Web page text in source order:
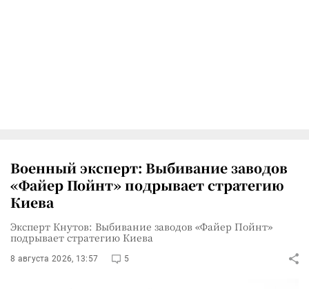
Военный эксперт: Выбивание заводов
«Файер Пойнт» подрывает стратегию
Киева
Эксперт Кнутов: Выбивание заводов «Файер Пойнт»
подрывает стратегию Киева
8 августа 2026, 13:57 5